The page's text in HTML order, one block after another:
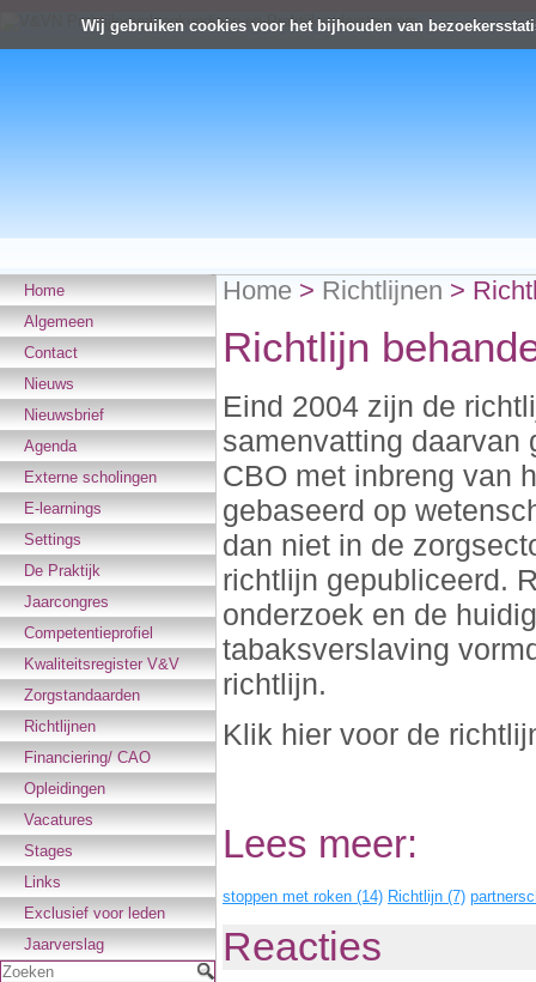
Wij gebruiken cookies voor het bijhouden van
Home
Algemeen
Contact
Nieuws
Nieuwsbrief
Agenda
Externe scholingen
E-learnings
Settings
De Praktijk
Jaarcongres
Competentieprofiel
Kwaliteitsregister V&V
Zorgstandaarden
Richtlijnen
Financiering/ CAO
Opleidingen
Vacatures
Stages
Links
Exclusief voor leden
Jaarverslag
Zoeken
Home > Richtlijnen >
Richtlijn
Eind 2004 zijn de
samenvatting daarvan
CBO met inbreng van
gebaseerd op
dan niet in de
richtlijn gepubliceerd.
onderzoek en de
tabaksverslaving
richtlijn.
Klik hier voor de
Lees meer:
stoppen met roken (14) Richtlijn (7)
Reacties